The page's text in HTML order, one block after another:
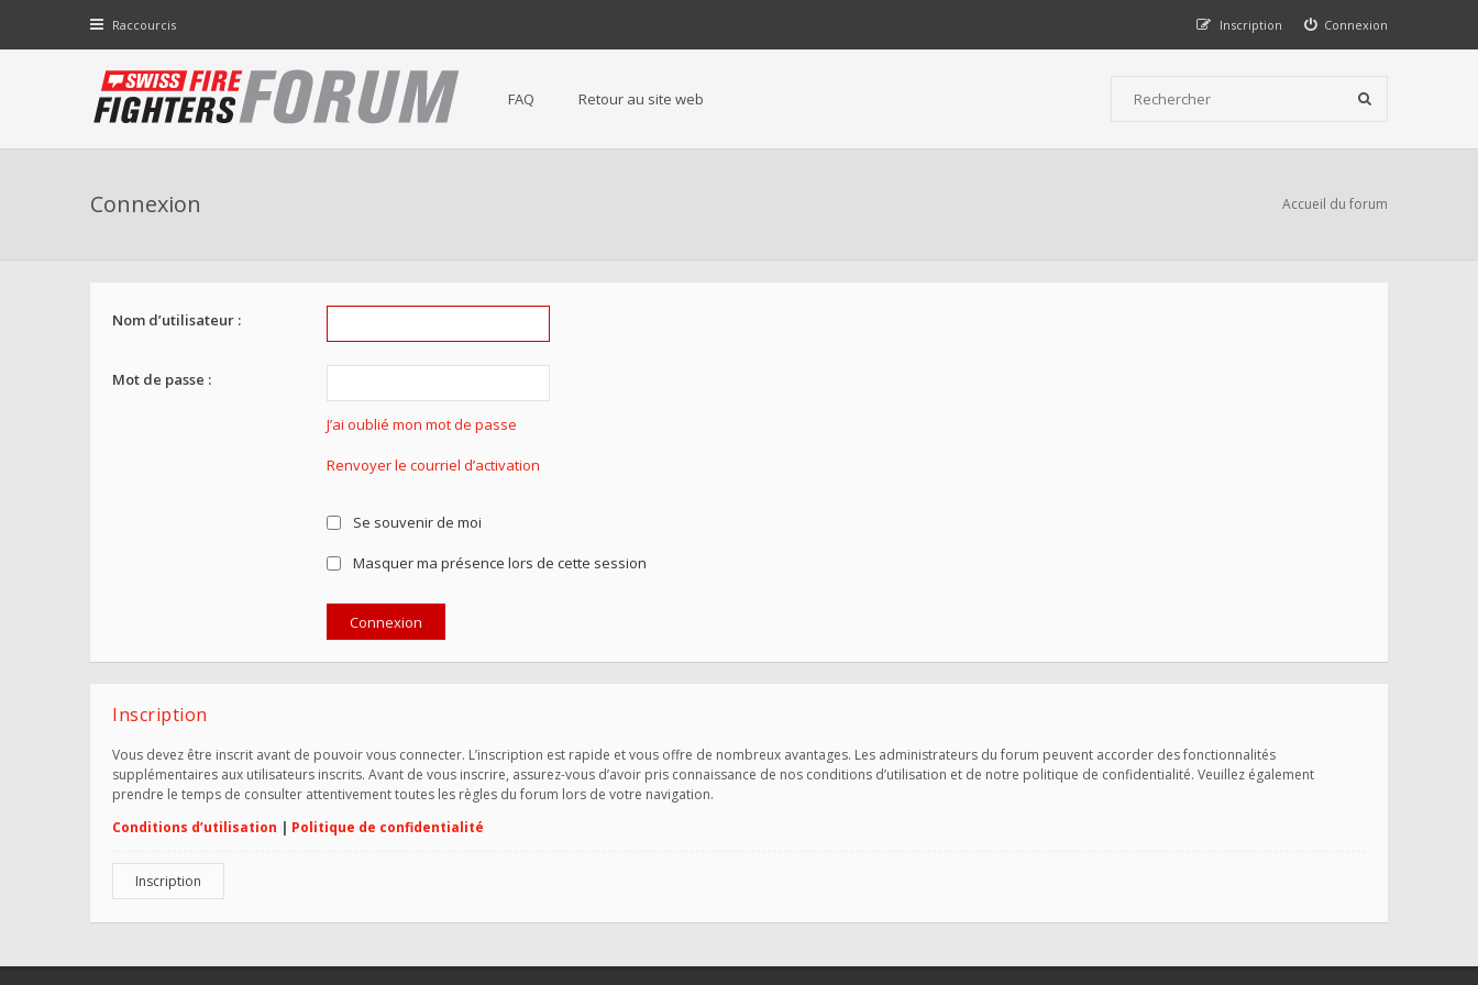
Raccourcis Connexion
Inscription
FAQ Retour au site web
Connexion Accueil du forum
Nom d’utilisateur :
Mot de passe :
J’ai oublié mon mot de passe
Renvoyer le courriel d’activation
Se souvenir de moi
Masquer ma présence lors de cette session
Inscription
Vous devez être inscrit avant de pouvoir vous connecter. L’inscription est rapide et vous offre de nombreux avantages. Les administrateurs du forum peuvent accorder des fonctionnalités
supplémentaires aux utilisateurs inscrits. Avant de vous inscrire, assurez-vous d’avoir pris connaissance de nos conditions d’utilisation et de notre politique de confidentialité. Veuillez également
prendre le temps de consulter attentivement toutes les règles du forum lors de votre navigation.
Conditions d’utilisation | Politique de confidentialité
Inscription